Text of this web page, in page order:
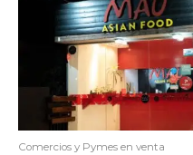
Comercios y Pymes en venta